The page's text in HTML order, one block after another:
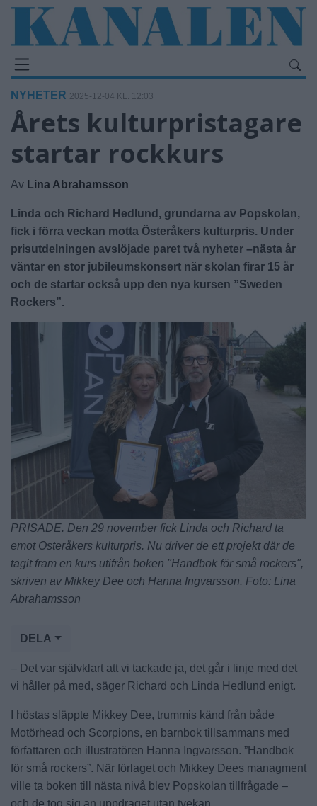
NYHETER 2025-12-04 KL. 12:03
Årets kulturpristagare
startar rockkurs
Av Lina Abrahamsson
Linda och Richard Hedlund, grundarna av Popskolan,
fick i förra veckan motta Österåkers kulturpris. Under
prisutdelningen avslöjade paret två nyheter –nästa år
väntar en stor jubileumskonsert när skolan firar 15 år
och de startar också upp den nya kursen ”Sweden
Rockers”.
PRISADE. Den 29 november fick Linda och Richard ta
emot Österåkers kulturpris. Nu driver de ett projekt där de
tagit fram en kurs utifrån boken "Handbok för små rockers",
skriven av Mikkey Dee och Hanna Ingvarsson. Foto: Lina
Abrahamsson
DELA
– Det var självklart att vi tackade ja, det går i linje med det
vi håller på med, säger Richard och Linda Hedlund enigt.
I höstas släppte Mikkey Dee, trummis känd från både
Motörhead och Scorpions, en barnbok tillsammans med
författaren och illustratören Hanna Ingvarsson. ”Handbok
för små rockers”. När förlaget och Mikkey Dees managment
ville ta boken till nästa nivå blev Popskolan tillfrågade –
och de tog sig an uppdraget utan tvekan.